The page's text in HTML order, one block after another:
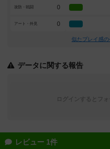
攻防・戦闘 0
アート・外見 0
似たプレイ感
データに関する報告
レビュー 1件